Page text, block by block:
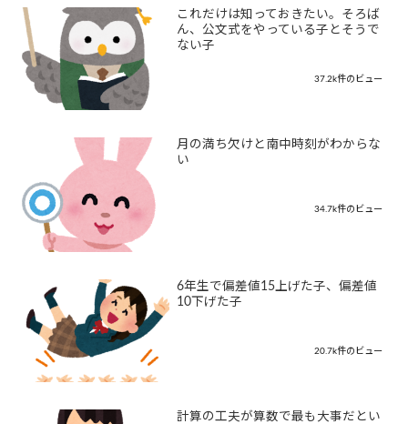
これだけは知っておきたい。そろば
ん、公文式をやっている子とそうで
ない子
37.2k件のビュー
月の満ち欠けと南中時刻がわからな
い
34.7k件のビュー
6年生で偏差値15上げた子、偏差値
10下げた子
20.7k件のビュー
計算の工夫が算数で最も大事だとい